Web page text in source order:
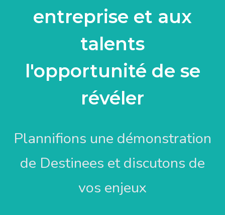
entreprise et aux
talents
l'opportunité de se
révéler
Plannifions une démonstration
de Destinees et discutons de
vos enjeux